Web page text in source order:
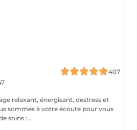
407
sommes à votre écoute pour vous
soins :...